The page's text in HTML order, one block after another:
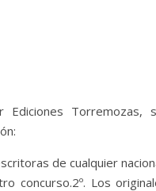
Ediciones
de cualquier
concurso.2º. Los